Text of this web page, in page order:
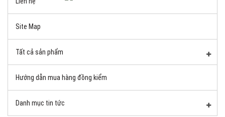
Site Map
Tất cả sản phẩm
Hướng dẫn mua hàng đồng kiểm
Danh mục tin tức